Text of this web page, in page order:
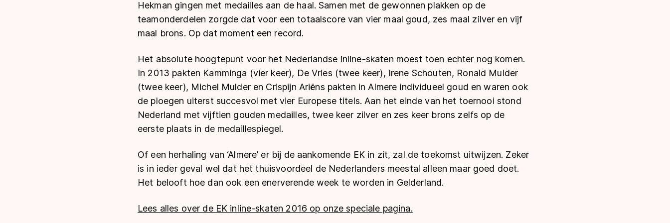
Hekman gingen met medailles aan de haal. Samen met de gewonnen plakken op de
teamonderdelen zorgde dat voor een totaalscore van vier maal goud, zes maal zilver en vijf
maal brons. Op dat moment een record.
Het absolute hoogtepunt voor het Nederlandse inline-skaten moest toen echter nog komen.
In 2013 pakten Kamminga (vier keer), De Vries (twee keer), Irene Schouten, Ronald Mulder
(twee keer), Michel Mulder en Crispijn Ariëns pakten in Almere individueel goud en waren ook
de ploegen uiterst succesvol met vier Europese titels. Aan het einde van het toernooi stond
Nederland met vijftien gouden medailles, twee keer zilver en zes keer brons zelfs op de
eerste plaats in de medaillespiegel.
Of een herhaling van ‘Almere’ er bij de aankomende EK in zit, zal de toekomst uitwijzen. Zeker
is in ieder geval wel dat het thuisvoordeel de Nederlanders meestal alleen maar goed doet.
Het belooft hoe dan ook een enerverende week te worden in Gelderland.
Lees alles over de EK inline-skaten 2016 op onze speciale pagina.